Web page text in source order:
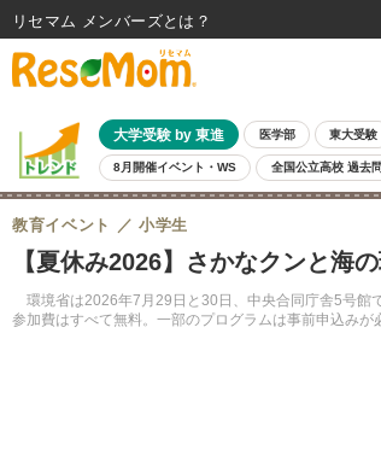
大学受験 by 東進 医学部 東大受験
8月開催イベント・WS 全国公立高校 過去問
【夏休み2026】さかなクンと海
環境省は2026年7月29日と30日、中央合同庁舎5号館
参加費はすべて無料。一部のプログラムは事前申込みが
教育イベント 小学生
リセマム メンバーズ